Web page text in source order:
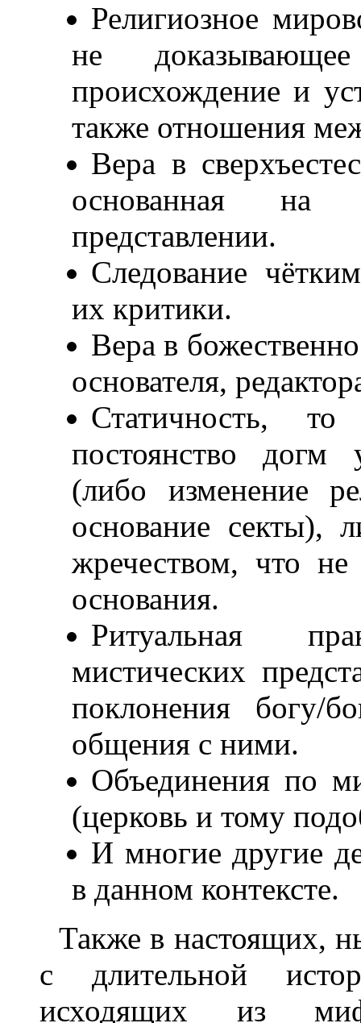
Религиозное
не
происхождение и
также отношения
Вера в
основанная на
представлении.
Следование
их критики.
Вера в
основателя,
Статичность,
постоянство догм
(либо изменение
основание секты),
жречеством, что
основания.
Ритуальная
мистических
поклонения богу/
общения с ними.
Объединения по
(церковь и тому
И многие другие
в данном контексте.
Также в настоящих,
с длительной
исходящих из